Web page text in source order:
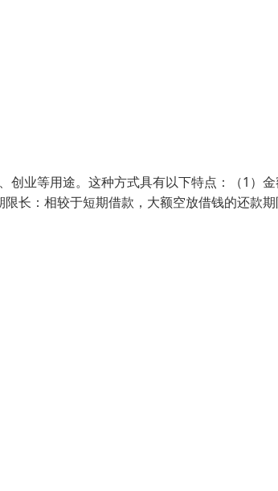
创业等用途。这种方式具有以下特点：（1）
长：相较于短期借款，大额空放借钱的还款